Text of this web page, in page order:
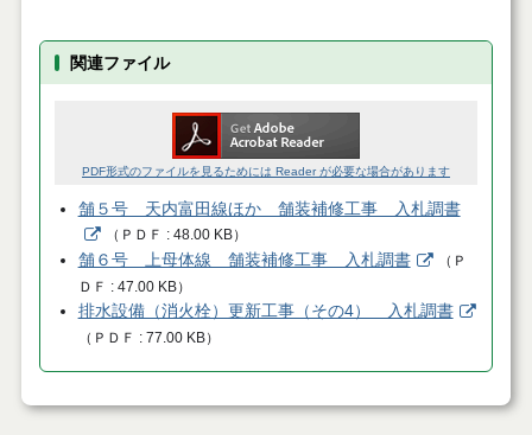
関連ファイル
PDF形式のファイルを見るためには Reader が必要な場合があります
舗５号 天内富田線ほか 舗装補修工事 入札調書
（ ＰＤＦ 48.00 KB）
舗６号 上母体線 舗装補修工事 入札調書 （ Ｐ
ＤＦ
47.00 KB）
排水設備（消火栓）更新工事（その4） 入札調書
（ ＰＤＦ 77.00 KB）